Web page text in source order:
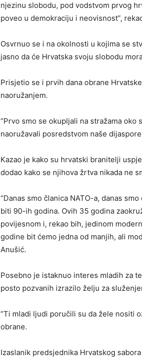
njezinu slobodu, pod vodstvom prvog
poveo u demokraciju i neovisnost”,
Osvrnuo se i na okolnosti u kojima se
jasno da će Hrvatska svoju slobodu
Prisjetio se i prvih dana obrane
naoružanjem.
“Prvo smo se okupljali na stražama
naoružavali posredstvom naše
Kazao je kako su hrvatski branitelji
dodao kako se njihova žrtva nikada ne
“Danas smo članica NATO-a, danas
biti 90-ih godina. Ovih 35 godina
povijesnom i, rekao bih, jedinom
godine bit ćemo jedna od manjih, ali
Anušić.
Posebno je istaknuo interes mladih za
posto pozvanih izrazilo želju za
“Ti mladi ljudi poručili su da žele nositi
obrane.
Izaslanik predsjednika Hrvatskog